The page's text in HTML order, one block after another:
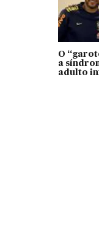
O
a
adulto